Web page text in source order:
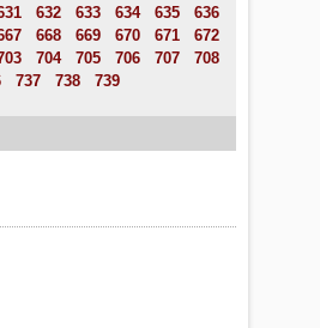
632 633 634 635
636
668 669 670 671
672
704 705 706 707
708
737 738 739